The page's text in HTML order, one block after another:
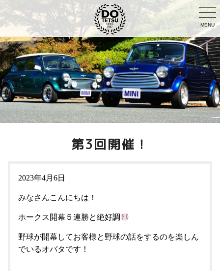
MENU
第3回開催！
2023年4月6日
みなさんこんにちは！
ホークス開幕５連勝と絶好調
野球が開幕してお客様と野球の話をするのを楽しん
でいるオバタです！